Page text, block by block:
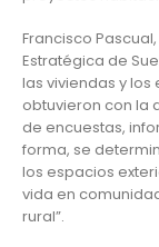
Francisco
Estratégica de
las viviendas y
obtuvieron con la
de encuestas,
forma, se
los espacios
vida en
rural”.